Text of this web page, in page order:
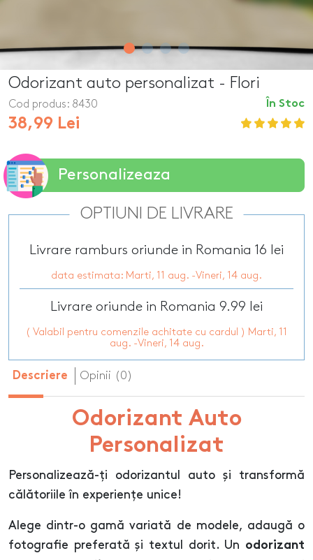
Odorizant auto personalizat - Flori
În Stoc
Cod produs: 8430
38,99 Lei
Personalizeaza
OPTIUNI DE LIVRARE
Livrare ramburs oriunde in Romania 16 lei
data estimata: Marti, 11 aug. -Vineri, 14 aug.
Livrare oriunde in Romania 9.99 lei
( Valabil pentru comenzile achitate cu cardul ) Marti, 11
aug. -Vineri, 14 aug.
Descriere Opinii (0)
Odorizant Auto
Personalizat
Personalizează-ți odorizantul auto și transformă
călătoriile în experiențe unice!
Alege dintr-o gamă variată de modele, adaugă o
fotografie preferată și textul dorit. Un odorizant